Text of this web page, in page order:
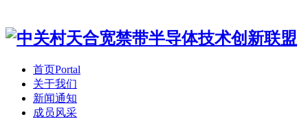
首页Portal
关于我们
新闻通知
成员风采